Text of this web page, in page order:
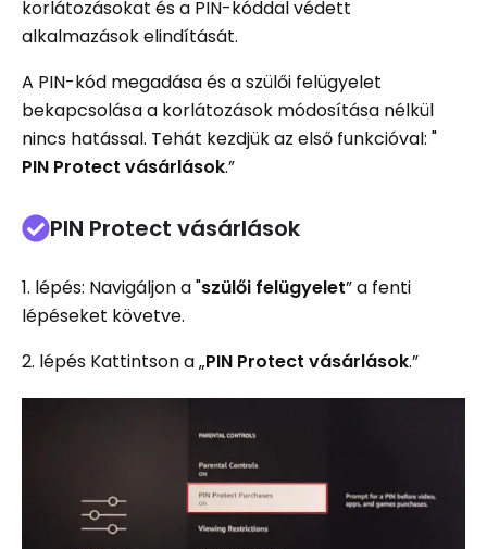
korlátozásokat és a PIN-kóddal védett
alkalmazások elindítását.
A PIN-kód megadása és a szülői felügyelet
bekapcsolása a korlátozások módosítása nélkül
nincs hatással. Tehát kezdjük az első funkcióval: "
PIN Protect vásárlások.”
PIN Protect vásárlások
1. lépés: Navigáljon a "szülői felügyelet” a fenti
lépéseket követve.
2. lépés Kattintson a „PIN Protect vásárlások.”